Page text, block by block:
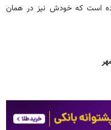
است که خودش نیز در همان